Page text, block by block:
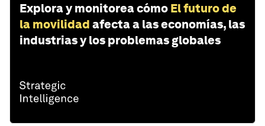
Explora y monitorea cómo El futuro de
la movilidad afecta a las economías, las
industrias y los problemas globales